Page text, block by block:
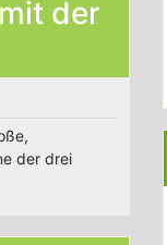
der
der drei